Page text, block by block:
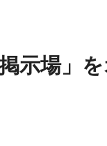
示場」